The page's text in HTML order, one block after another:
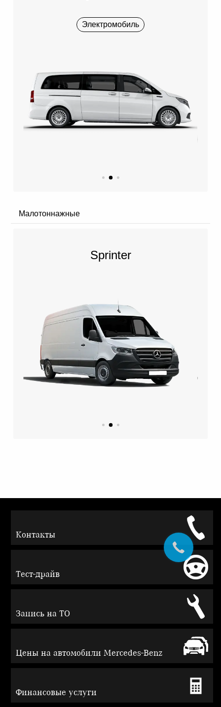
Электромобиль
Малотоннажные
Sprinter
Контакты
Тест-драйв
Запись на ТО
Цены на автомобили Mercedes-Benz
Финансовые услуги